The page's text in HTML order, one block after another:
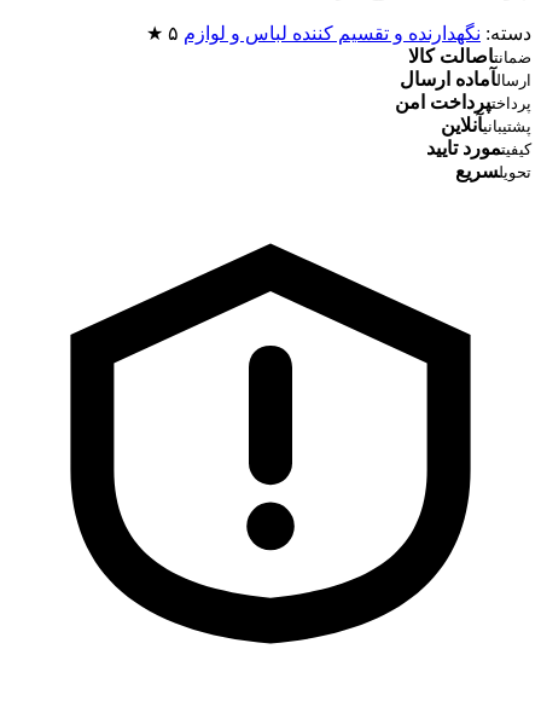
دسته: نگهدارنده و تقسیم کننده لباس و لوازم ۵ ★
ضمانتاصالت کالا
ارسالآماده ارسال
پرداختپرداخت امن
پشتیبانیآنلاین
کیفیتمورد تایید
تحویلسریع